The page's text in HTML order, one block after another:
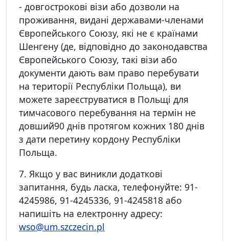
- довгострокові візи або дозволи на
проживання, видані державами-членами
Європейського Союзу, які не є країнами
Шенгену (де, відповідно до законодавства
Європейського Союзу, такі візи або
документи дають вам право перебувати
на території Республіки Польща), ви
можете зареєструватися в Польщі для
тимчасового перебування на термін не
довший90 днів протягом кожних 180 днів
з дати перетину кордону Республіки
Польща.
7. Якщо у вас виникли додаткові
запитання, будь ласка, телефонуйте: 91-
4245986, 91-4245336, 91-4245818 або
напишіть на електронну адресу:
wso@um.szczecin.pl